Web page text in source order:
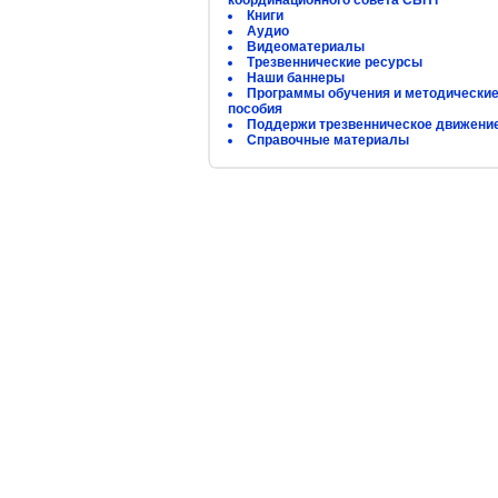
Книги
Аудио
Видеоматериалы
Трезвеннические ресурсы
Наши баннеры
Программы обучения и методические
пособия
Поддержи трезвенническое
Справочные материалы